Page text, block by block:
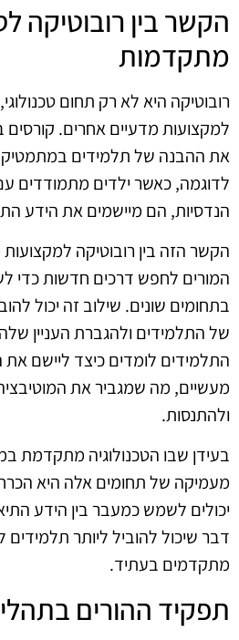
הקשר בין רובוטיקה
מתקדמות
רובוטיקה היא לא רק תחום
למקצועות מדעיים אחרים. קורסים
את ההבנה של תלמידים
לדוגמה, כאשר ילדים מתמודדים
הנדסיות, הם מיישמים את הידע
הקשר הזה בין רובוטיקה
המורים לחפש דרכים חדשות כדי
בתחומים שונים. שילוב זה יכול
של התלמידים ולהגברת העניין
התלמידים לומדים כיצד ליישם
מעשיים, מה שמגביר את
ולהתנסות.
בעידן שבו הטכנולוגיה מתקדמת
מעמיקה של תחומים אלה היא
יכולים לשמש כמעבר בין הידע
דבר שיכול להוביל ליותר תלמידים
מתקדמים בעתיד.
תפקיד ההורים